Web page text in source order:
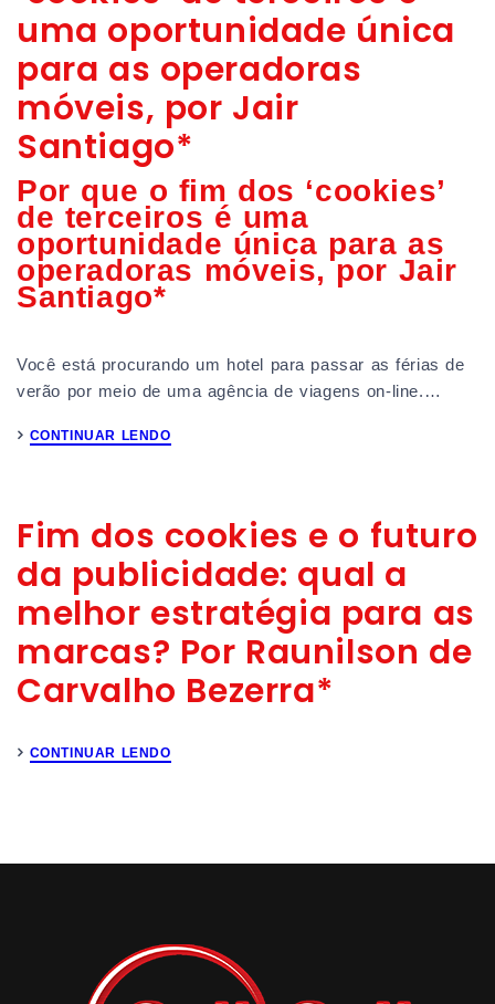
uma oportunidade única
para as operadoras
móveis, por Jair
Santiago*
Por que o fim dos ‘cookies’
de terceiros é uma
oportunidade única para as
operadoras móveis, por Jair
Santiago*
Você está procurando um hotel para passar as férias de
verão por meio de uma agência de viagens on-line.…
CONTINUAR LENDO
Fim dos cookies e o futuro
da publicidade: qual a
melhor estratégia para as
marcas? Por Raunilson de
Carvalho Bezerra*
CONTINUAR LENDO